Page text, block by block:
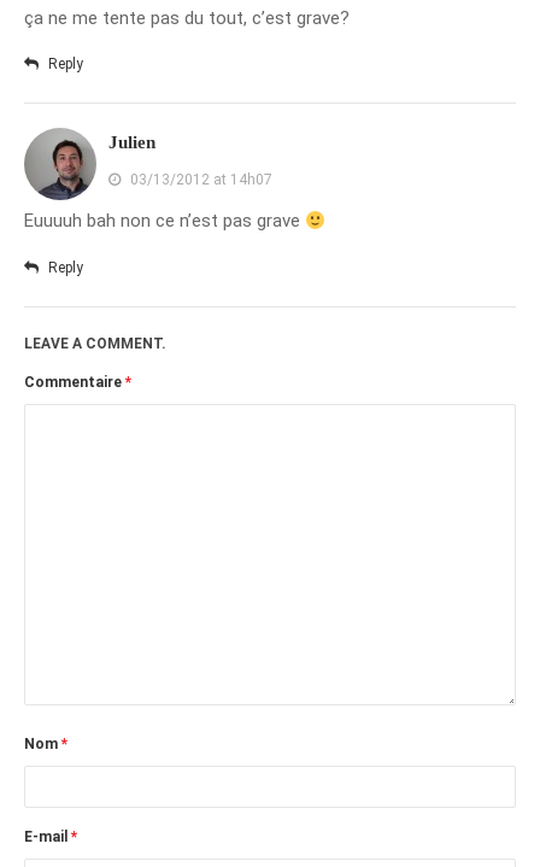
ça ne me tente pas du tout, c’est grave?
Reply
Julien
03/13/2012 at 14h07
Euuuuh bah non ce n’est pas grave
Reply
LEAVE A COMMENT.
Commentaire *
Nom *
E-mail *